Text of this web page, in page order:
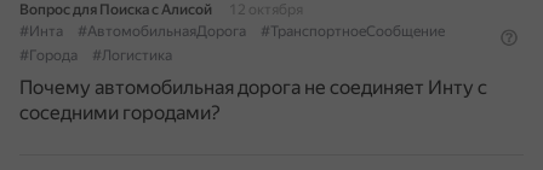
Вопрос для Поиска с Алисой
12 октября
#Инта
#АвтомобильнаяДорога
#ТранспортноеСообщение
#Города
#Логистика
Почему автомобильная дорога не соединяет Инту с
соседними городами?